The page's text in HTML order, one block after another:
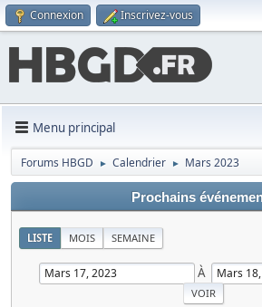
Connexion Inscrivez-vous
Menu principal
Forums HBGD ► Calendrier ► Mars 2023
Prochains
LISTE MOIS SEMAINE
À